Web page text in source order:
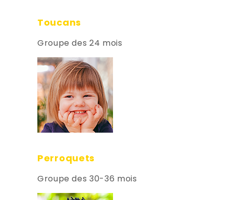
Toucans
Groupe des 24 mois
Perroquets
Groupe des 30-36 mois